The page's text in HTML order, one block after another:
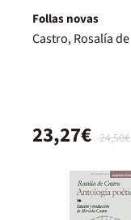
Follas novas
Castro, Rosalía de
24,50€
23,27€